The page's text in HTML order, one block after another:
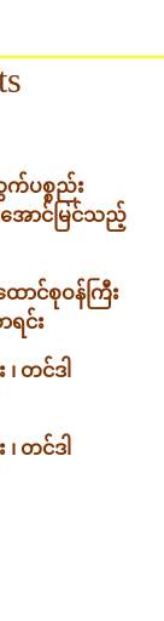
က်ပစ္စည်း
အောင်မြင်သည့်
ောင်စုဝန်ကြီး
ရင်း
တင်ဒါ
တင်ဒါ